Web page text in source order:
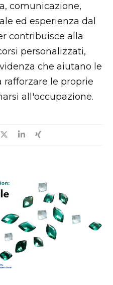
comunicazione,
ed esperienza dal
contribuisce alla
personalizzati,
che aiutano le
rafforzare le proprie
all'occupazione.